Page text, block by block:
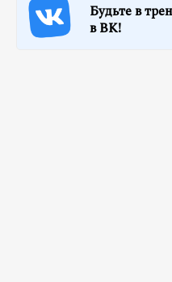
Будьте в
в ВК!